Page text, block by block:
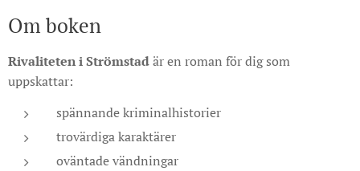
Om boken
Rivaliteten i Strömstadär en roman för dig som
uppskattar:
spännande kriminalhistorier
trovärdiga karaktärer
oväntade vändningar